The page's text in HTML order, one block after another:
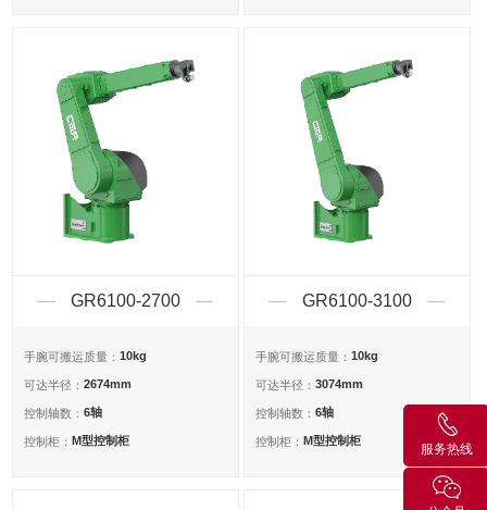
GR6100-2700
手腕可搬运质量：10kg
可达半径：2674mm
控制轴数：6轴
控制柜： M型控制柜
GR6100-3100
手腕可搬运质量： 10kg
可达半径： 3074mm
控制轴数： 6轴
控制柜： M型控制柜
服务热线